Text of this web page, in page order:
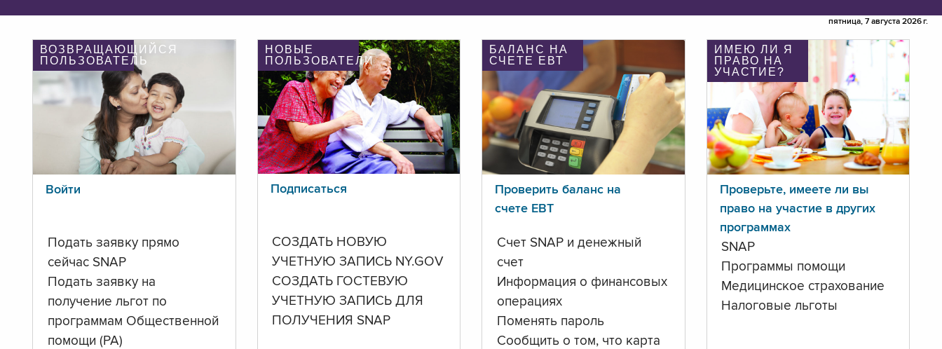
пятница, 7 августа 2026 г.
ВОЗВРАЩАЮЩИЙСЯ
ПОЛЬЗОВАТЕЛЬ
Войти
Подать заявку прямо
сейчас SNAP
Подать заявку на
получение льгот по
программам Общественной
помощи (PA)
НОВЫЕ
ПОЛЬЗОВАТЕЛИ
Подписаться
СОЗДАТЬ НОВУЮ
УЧЕТНУЮ ЗАПИСЬ NY.GOV
СОЗДАТЬ ГОСТЕВУЮ
УЧЕТНУЮ ЗАПИСЬ ДЛЯ
ПОЛУЧЕНИЯ SNAP
БАЛАНС НА
СЧЕТЕ ЕВТ
Проверить баланс на
счете ЕВТ
Счет SNAP и денежный
счет
Информация о финансовых
операциях
Поменять пароль
Сообщить о том, что карта
ИМЕЮ ЛИ Я
ПРАВО НА
УЧАСТИЕ?
Проверьте, имеете ли вы
право на участие в других
программах
SNAP
Программы помощи
Медицинское страхование
Налоговые льготы